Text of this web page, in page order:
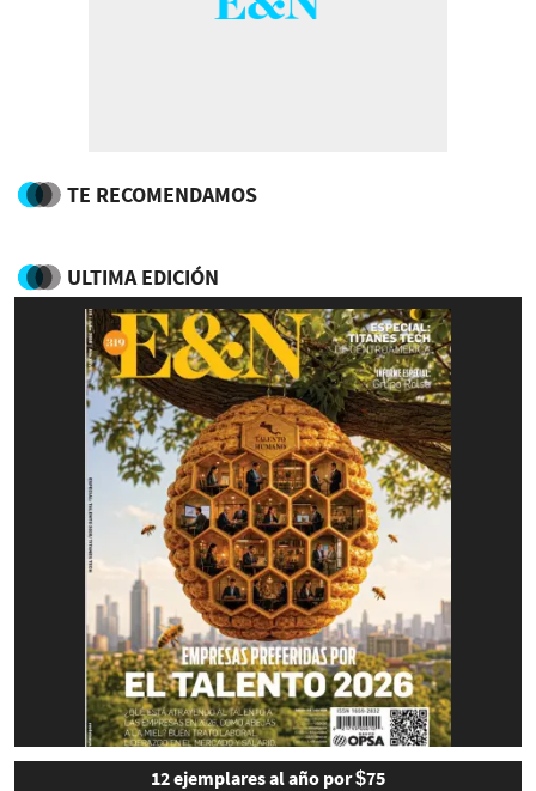
TE RECOMENDAMOS
ULTIMA EDICIÓN
12 ejemplares al año por $75